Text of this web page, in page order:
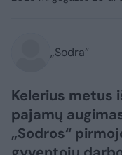
„Sodra“
Kelerius metus
pajamų
„Sodros“